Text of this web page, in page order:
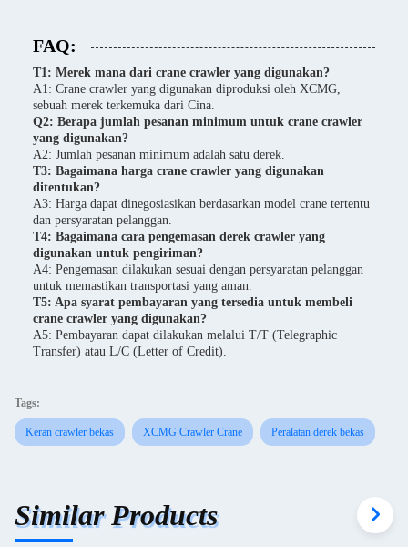
FAQ:
T1: Merek mana dari crane crawler yang digunakan?
A1: Crane crawler yang digunakan diproduksi oleh XCMG,
sebuah merek terkemuka dari Cina.
Q2: Berapa jumlah pesanan minimum untuk crane crawler
yang digunakan?
A2: Jumlah pesanan minimum adalah satu derek.
T3: Bagaimana harga crane crawler yang digunakan
ditentukan?
A3: Harga dapat dinegosiasikan berdasarkan model crane tertentu
dan persyaratan pelanggan.
T4: Bagaimana cara pengemasan derek crawler yang
digunakan untuk pengiriman?
A4: Pengemasan dilakukan sesuai dengan persyaratan pelanggan
untuk memastikan transportasi yang aman.
T5: Apa syarat pembayaran yang tersedia untuk membeli
crane crawler yang digunakan?
A5: Pembayaran dapat dilakukan melalui T/T (Telegraphic
Transfer) atau L/C (Letter of Credit).
Tags:
Keran crawler bekas XCMG Crawler Crane Peralatan derek bekas
Similar Products